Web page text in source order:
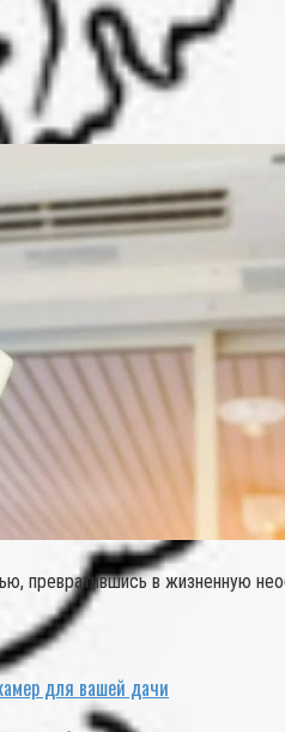
превратившись в жизненную
для вашей дачи